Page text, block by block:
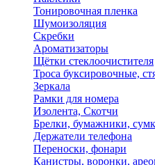
Тонировочная пленка
Шумоизоляция
Скребки
Ароматизаторы
Щётки стеклоочистителя
Троса буксировочные,
Зеркала
Рамки для номера
Изолента, Скотчи
Брелки, бумажники,
Держатели телефона
Переноски, фонари
Канистры, воронки,